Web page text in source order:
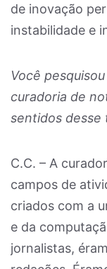
de inovação
instabilidade e
Você
curadoria de
sentidos desse
C.C. – A
campos de
criados com a
e da
jornalistas,